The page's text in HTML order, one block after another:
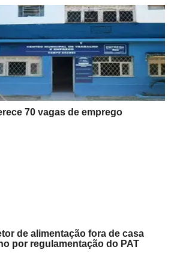
70 vagas de emprego
de alimentação fora de casa
por regulamentação do PAT